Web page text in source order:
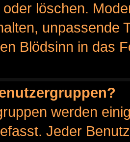
löschen.
unpassende
Blödsinn in das
werden
Jeder